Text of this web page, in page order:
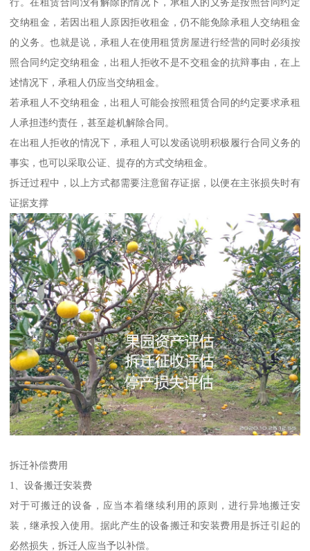
行。在租赁合同没有解除的情况下，承租人的义务是按照合同约定
交纳租金，若因出租人原因拒收租金，仍不能免除承租人交纳租金
的义务。也就是说，承租人在使用租赁房屋进行经营的同时必须按
照合同约定交纳租金，出租人拒收不是不交租金的抗辩事由，在上
述情况下，承租人仍应当交纳租金。
若承租人不交纳租金，出租人可能会按照租赁合同的约定要求承租
人承担违约责任，甚至趁机解除合同。
在出租人拒收的情况下，承租人可以发函说明积极履行合同义务的
事实，也可以采取公证、提存的方式交纳租金。
拆迁过程中，以上方式都需要注意留存证据，以便在主张损失时有
证据支撑
拆迁补偿费用
1、设备搬迁安装费
对于可搬迁的设备，应当本着继续利用的原则，进行异地搬迁安
装，继承投入使用。据此产生的设备搬迁和安装费用是拆迁引起的
必然损失，拆迁人应当予以补偿。